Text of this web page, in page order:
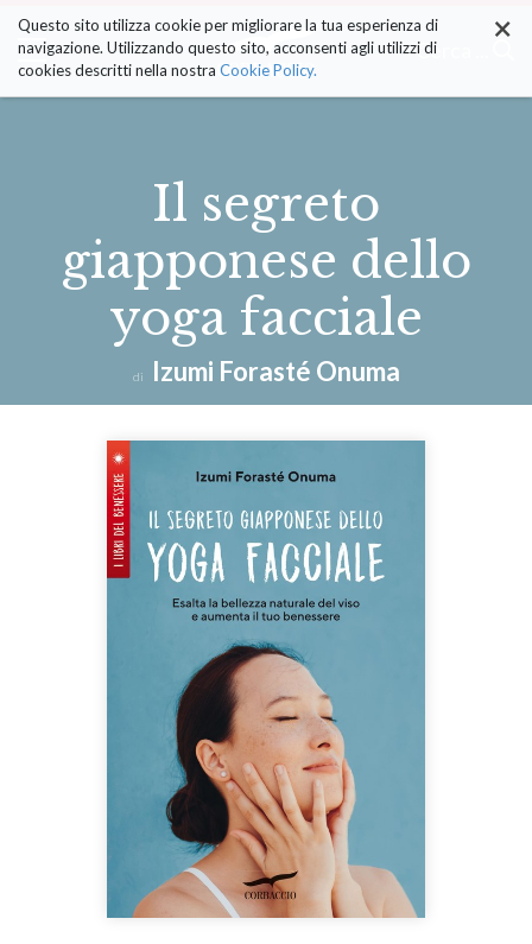
ai
contenuti.
|
Salta
Cerca ... ×
Questo sito utilizza cookie per migliorare la tua esperienza di
navigazione. Utilizzando questo sito, acconsenti agli utilizzi di
cookies descritti nella nostra Cookie Policy.
Il segreto
giapponese dello
yoga facciale
di Izumi Forasté Onuma